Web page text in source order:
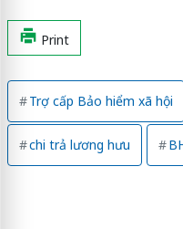
Print
Trợ cấp Bảo hiểm xã hội
chi trả lương hưu